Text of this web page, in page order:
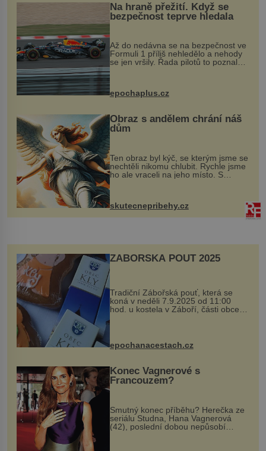
Na hraně přežití. Když se
bezpečnost teprve hledala
Až do nedávna se na bezpečnost ve
Formuli 1 příliš nehledělo a nehody
se jen vršily. Řada pilotů to poznala
na vlastní kůži, často s trvalými
následky nebo bohužel i ztrátou
života. Dnes nepochopiteln...
epochaplus.cz
Obraz s andělem chrání náš
dům
Ten obraz byl kýč, se kterým jsme se
nechtěli nikomu chlubit. Rychle jsme
ho ale vraceli na jeho místo. S
manželem Vaškem jsme si pořídili
chaloupku, takový domek na severu
Čech, kde jsme si naplánova...
skutecnepribehy.cz
ZÁBOŘSKÁ POUŤ 2025
Tradiční Zábořská pouť, která se
koná v neděli 7.9.2025 od 11:00
hod. u kostela v Záboří, části obce
Kly u Mělníka. V programu naleznete
komentovanou prohlídku kostela,
epochanacestach.cz
Konec Vagnerové s
Francouzem?
Smutný konec příběhu? Herečka ze
seriálu Studna, Hana Vagnerová
(42), poslední dobou nepůsobí